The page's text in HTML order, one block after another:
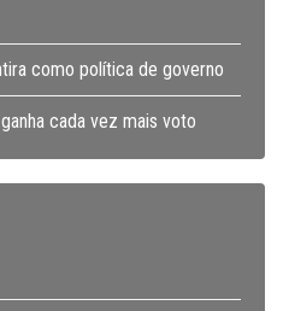
como política de governo
cada vez mais voto